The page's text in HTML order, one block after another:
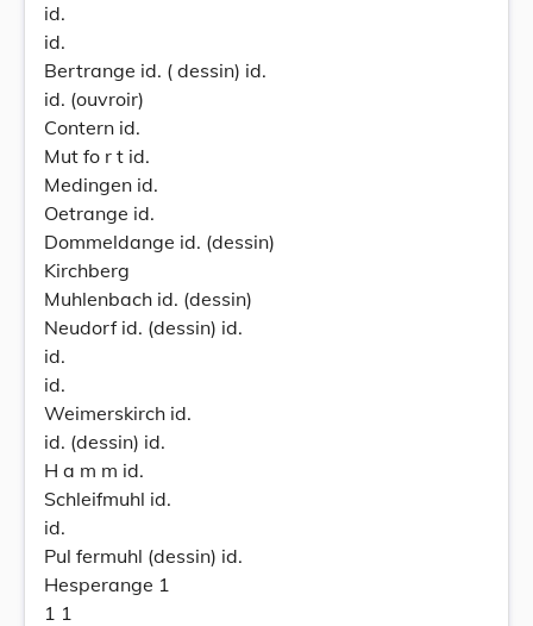
id.
id.
Bertrange id. ( dessin) id.
id. (ouvroir)
Contern id.
Mut fo r t id.
Medingen id.
Oetrange id.
Dommeldange id. (dessin)
Kirchberg
Muhlenbach id. (dessin)
Neudorf id. (dessin) id.
id.
id.
Weimerskirch id.
id. (dessin) id.
H a m m id.
Schleifmuhl id.
id.
Pul fermuhl (dessin) id.
Hesperange 1
1 1